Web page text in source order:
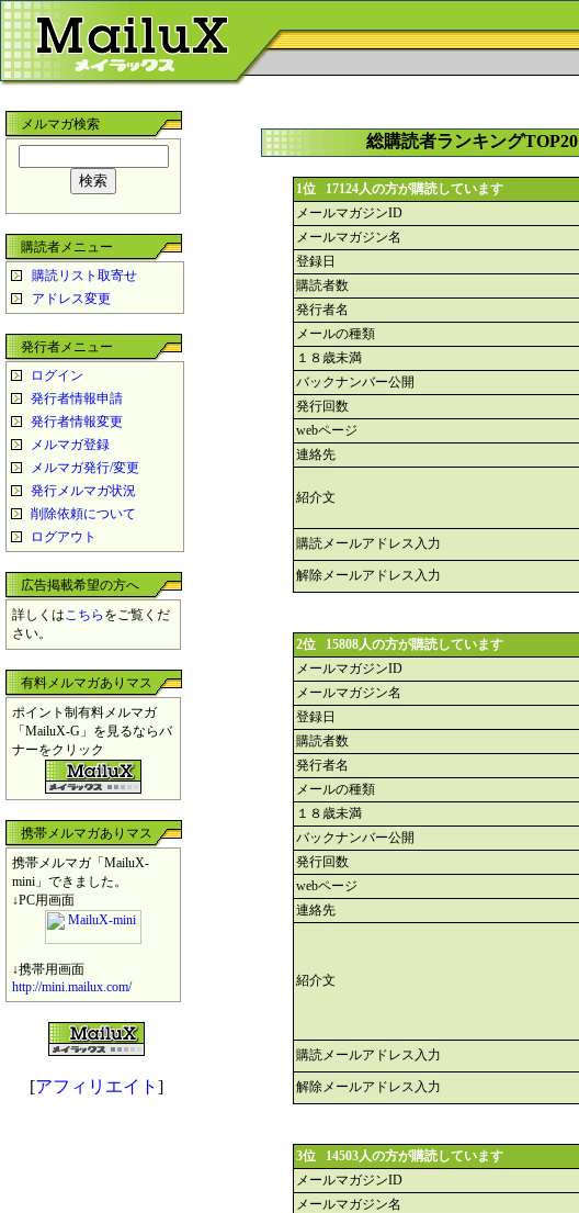
メルマガ検索
購読者メニュー
購読リスト取寄せ
アドレス変更
発行者メニュー
ログイン
発行者情報申請
発行者情報変更
メルマガ登録
メルマガ発行/変更
発行メルマガ状況
削除依頼について
ログアウト
広告掲載希望の方へ
詳しくはこちら をご覧くだ
さい。
有料メルマガありマス
ポイント制有料メルマガ
「MailuX-G」を見るならバ
ナーをクリック
携帯メルマガありマス
携帯メルマガ「MailuX-
mini」できました。
↓PC用画面
↓携帯用画面
http://mini.mailux.com/
[アフィリエイト ]
総購読者ランキングTOP20
1位 17124人の方が購読しています
メールマガジンID
メールマガジン名
登録日
購読者数
発行者名
メールの種類
１８歳未満
バックナンバー公開
発行回数
webページ
連絡先
紹介文
購読メールアドレス入力
解除メールアドレス入力
2位 15808人の方が購読しています
メールマガジンID
メールマガジン名
登録日
購読者数
発行者名
メールの種類
１８歳未満
バックナンバー公開
発行回数
webページ
連絡先
紹介文
購読メールアドレス入力
解除メールアドレス入力
3位 14503人の方が購読しています
メールマガジンID
メールマガジン名